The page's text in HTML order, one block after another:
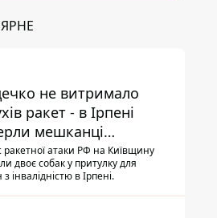
не витримало
ракет - в Ірпені
мешканці
для собак з
ракетної атаки РФ на Київщину
двоє собак у притулку для
інвалідністю в Ірпені.